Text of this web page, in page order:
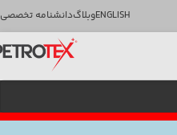
ENGLISHوبلاگدانشنامه تخصصی